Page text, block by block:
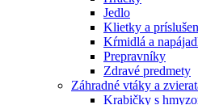
Jedlo
Klietky a
Kŕmidlá a
Prepravníky
Zdravé predmety
Záhradné vtáky a
Krabičky s